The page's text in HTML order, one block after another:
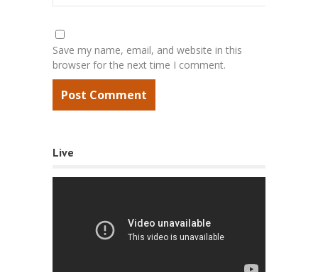
Save my name, email, and website in this
browser for the next time I comment.
Live